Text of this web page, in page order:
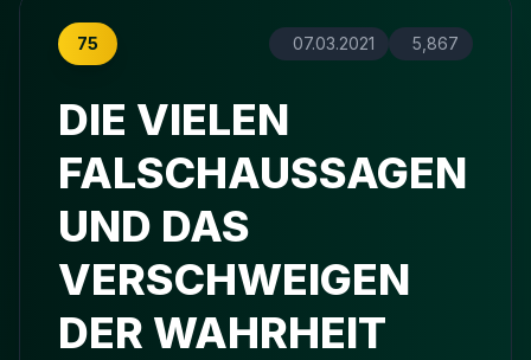
75 07.03.2021 5,867
DIE VIELEN
FALSCHAUSSAGEN
UND DAS
VERSCHWEIGEN
DER WAHRHEIT